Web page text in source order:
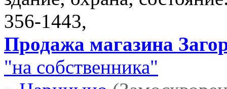
356-1443,
Продажа магазина
"на собственника"